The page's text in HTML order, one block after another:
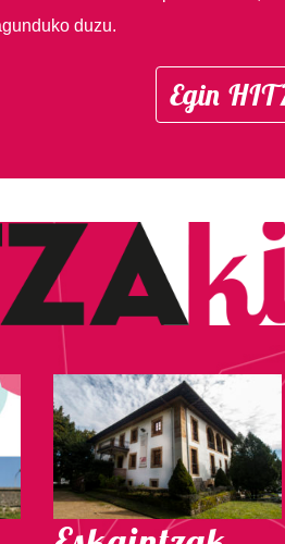
duzu.
Egin